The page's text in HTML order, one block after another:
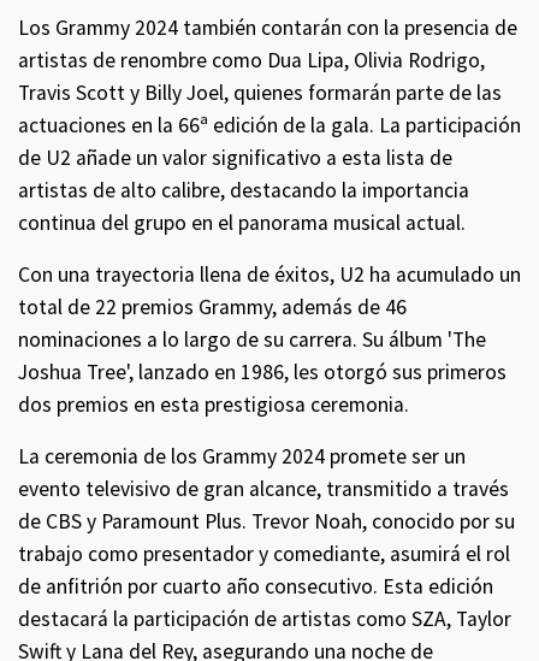
Los Grammy 2024 también contarán con la presencia de
artistas de renombre como Dua Lipa, Olivia Rodrigo,
Travis Scott y Billy Joel, quienes formarán parte de las
actuaciones en la 66ª edición de la gala. La participación
de U2 añade un valor significativo a esta lista de
artistas de alto calibre, destacando la importancia
continua del grupo en el panorama musical actual.
Con una trayectoria llena de éxitos, U2 ha acumulado un
total de 22 premios Grammy, además de 46
nominaciones a lo largo de su carrera. Su álbum 'The
Joshua Tree', lanzado en 1986, les otorgó sus primeros
dos premios en esta prestigiosa ceremonia.
La ceremonia de los Grammy 2024 promete ser un
evento televisivo de gran alcance, transmitido a través
de CBS y Paramount Plus. Trevor Noah, conocido por su
trabajo como presentador y comediante, asumirá el rol
de anfitrión por cuarto año consecutivo. Esta edición
destacará la participación de artistas como SZA, Taylor
Swift y Lana del Rey, asegurando una noche de